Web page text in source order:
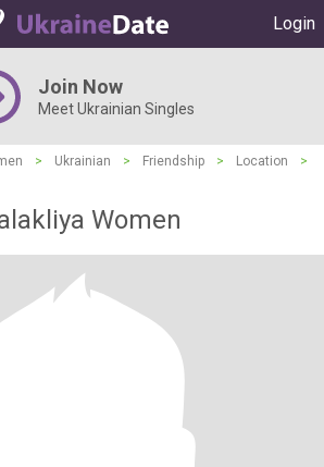
Login
Join Now
Meet Ukrainian Singles
> Ukrainian > Friendship > Location
>
Women